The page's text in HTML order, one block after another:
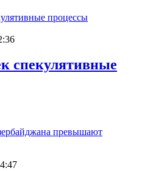
спекулятивные